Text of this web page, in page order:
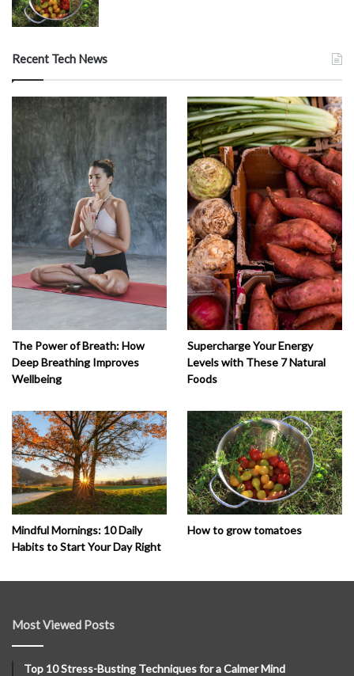
Recent Tech News
The Power of Breath: How
Deep Breathing Improves
Wellbeing
Supercharge Your Energy
Levels with These 7 Natural
Foods
Mindful Mornings: 10 Daily
Habits to Start Your Day Right
How to grow tomatoes
Most Viewed Posts
Top 10 Stress-Busting Techniques for a Calmer Mind